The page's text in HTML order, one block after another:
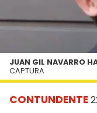
CONTUNDENTE
JUAN GIL NAVARRO
CAPTURA